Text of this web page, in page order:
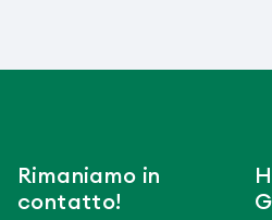
Rimaniamo in
contatto!